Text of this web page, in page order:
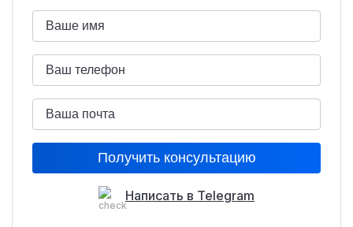
ZOOMLION ZCC600
Камаз КС-65713-1
Написать в Telegram